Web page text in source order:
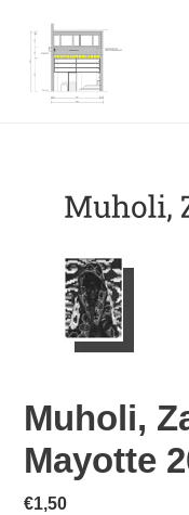
Inhalt
Muholi,
Mayotte
Normaler
€1,50